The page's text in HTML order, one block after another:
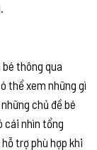
thông qua
thể xem những gì
chủ đề bé
cái nhìn tổng
trợ phù hợp khi